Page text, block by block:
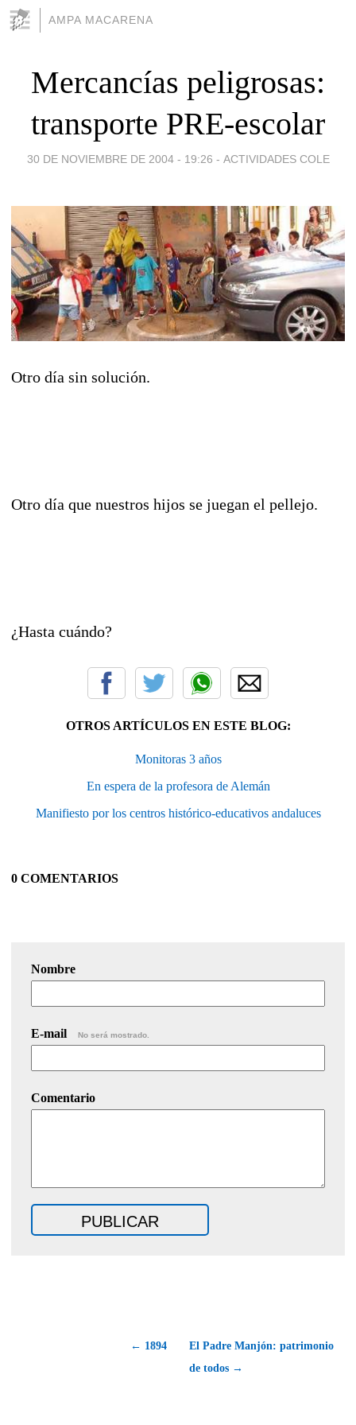
AMPA MACARENA
Mercancías peligrosas:
transporte PRE-escolar
30 DE NOVIEMBRE DE 2004 - 19:26 - ACTIVIDADES COLE
Otro día sin solución.
Otro día que nuestros hijos se juegan el pellejo.
¿Hasta cuándo?
OTROS ARTÍCULOS EN ESTE BLOG:
Monitoras 3 años
En espera de la profesora de Alemán
Manifiesto por los centros histórico-educativos andaluces
0 COMENTARIOS
Nombre
E-mail No será mostrado.
Comentario
← 1894
El Padre Manjón: patrimonio
de todos →